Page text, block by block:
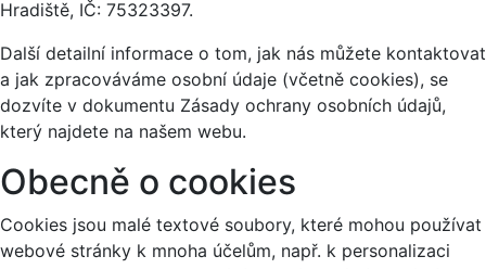
Hradiště, IČ: 75323397.
Další detailní informace o tom, jak nás můžete kontaktovat
a jak zpracováváme osobní údaje (včetně cookies), se
dozvíte v dokumentu Zásady ochrany osobních údajů,
který najdete na našem webu.
Obecně o cookies
Cookies jsou malé textové soubory, které mohou používat
webové stránky k mnoha účelům, např. k personalizaci